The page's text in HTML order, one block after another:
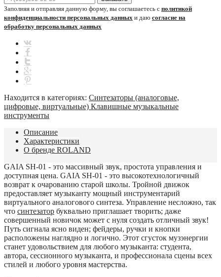
Заполняя и отправляя данную форму, вы соглашаетесь с политикой
конфиденциальности персональных данных и даю согласие на
обработку персональных данных
Находится в категориях: Синтезаторы (аналоговые,
цифровые, виртуальные) Клавишные музыкальные
инструменты
Описание
Характеристики
О бренде ROLAND
GAIA SH-01 - это массивный звук, простота управления и
доступная цена. GAIA SH-01 - это высокотехнологичный
возврат к очарованию старой школы. Тройной движок
предоставляет музыканту мощный инструментарий
виртуального аналогового синтеза. Управление несложно, так
что синтезатор буквально приглашает творить; даже
совершенный новичок может с нуля создать отличный звук!
Путь сигнала ясно виден; фейдеры, ручки и кнопки
расположены наглядно и логично. Этот сгусток музэнергии
станет удовольствием для любого музыканта: студента,
автора, сессионного музыканта, и профессионала сцены всех
стилей и любого уровня мастерства.